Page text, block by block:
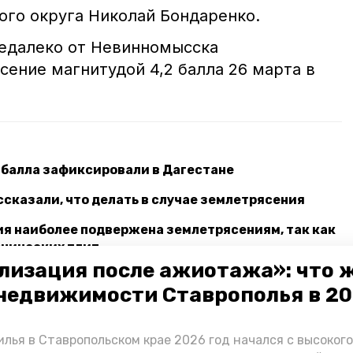
после ажиотажа»: что
Ставрополья в
в Ставропольском крае 2026 год начался с
округа Николай Бондаренко.
от Невинномысска
магнитудой 4,2 балла 26 марта в
зафиксировали в Дагестане
что делать в случае землетрясения
наиболее подвержена землетрясениям, так как
плит
ставропольцам ждать землетрясений и что
предгорный округ магнитуда